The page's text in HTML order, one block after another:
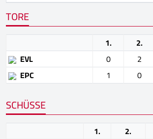
TORE
1. 2.
EVL
0 2
EPC
1 0
SCHÜSSE
1. 2.